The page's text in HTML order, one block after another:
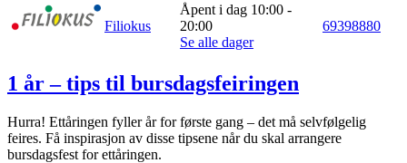
Filiokus
Åpent i dag 10:00 -
20:00
Se alle dager
69398880
1 år – tips til bursdagsfeiringen
Hurra! Ettåringen fyller år for første gang – det må selvfølgelig
feires. Få inspirasjon av disse tipsene når du skal arrangere
bursdagsfest for ettåringen.